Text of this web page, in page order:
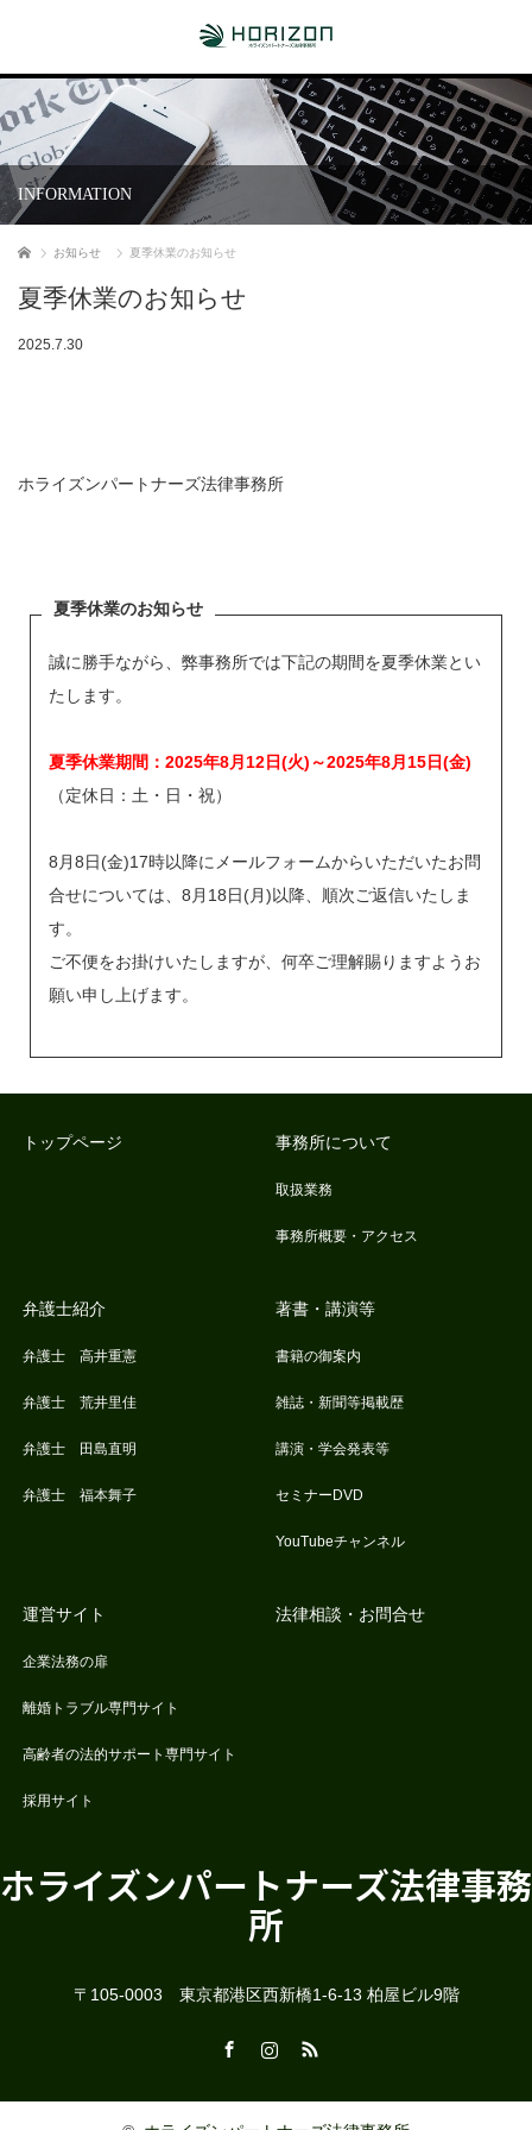
INFORMATION
ホーム お知らせ 夏季休業のお知らせ
夏季休業のお知らせ
2025.7.30
ホライズンパートナーズ法律事務所
夏季休業のお知らせ
誠に勝手ながら、弊事務所では下記の期間を夏季休業とい
たします。
夏季休業期間：2025年8月12日(火)～2025年8月15日(金)
（定休日：土・日・祝）
8月8日(金)17時以降にメールフォームからいただいたお問
合せについては、8月18日(月)以降、順次ご返信いたしま
す。
ご不便をお掛けいたしますが、何卒ご理解賜りますようお
願い申し上げます。
トップページ 事務所について
取扱業務
事務所概要・アクセス
弁護士紹介
弁護士 高井重憲
弁護士 荒井里佳
弁護士 田島直明
弁護士 福本舞子
著書・講演等
書籍の御案内
雑誌・新聞等掲載歴
講演・学会発表等
セミナーDVD
YouTubeチャンネル
運営サイト
企業法務の扉
離婚トラブル専門サイト
高齢者の法的サポート専門サイト
採用サイト
法律相談・お問合せ
ホライズンパートナーズ法律事務
所
〒105-0003 東京都港区西新橋1-6-13 柏屋ビル9階